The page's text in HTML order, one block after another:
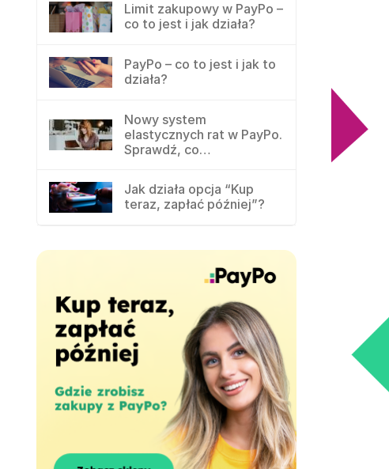
Limit zakupowy w PayPo –
co to jest i jak działa?
PayPo – co to jest i jak to
działa?
Nowy system
elastycznych rat w PayPo.
Sprawdź, co…
Jak działa opcja “Kup
teraz, zapłać później”?